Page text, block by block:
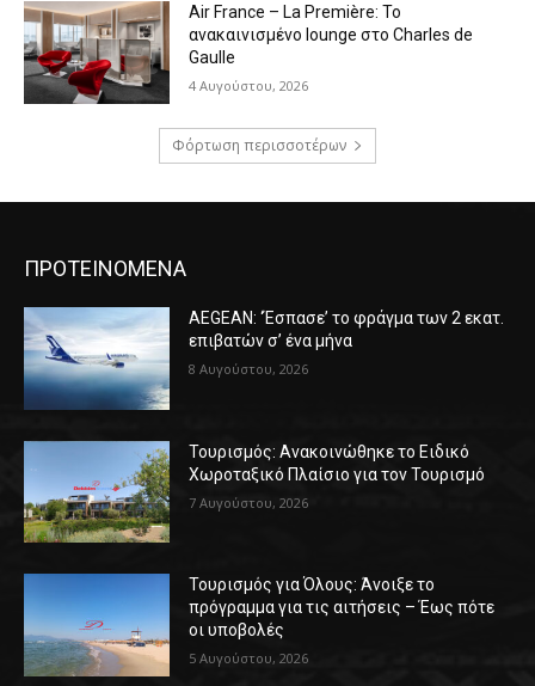
Air France – La Première: Το
ανακαινισμένο lounge στο Charles de
Gaulle
4 Αυγούστου, 2026
Φόρτωση περισσοτέρων
ΠΡΟΤΕΙΝΟΜΕΝΑ
AEGEAN: ‘Έσπασε’ το φράγμα των 2 εκατ.
επιβατών σ’ ένα μήνα
8 Αυγούστου, 2026
Τουρισμός: Ανακοινώθηκε το Ειδικό
Χωροταξικό Πλαίσιο για τον Τουρισμό
7 Αυγούστου, 2026
Τουρισμός για Όλους: Άνοιξε το
πρόγραμμα για τις αιτήσεις – Έως πότε
οι υποβολές
5 Αυγούστου, 2026